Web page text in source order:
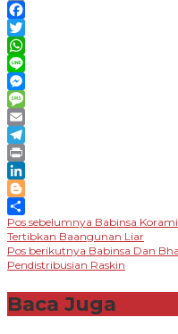
Copy
Link
Facebook
Twitter
WhatsApp
Line
Messenger
Message
Email
Telegram
Print
LinkedIn
Blogger
Share
Navigasi
pos
Pos sebelumnya Babinsa
Tertibkan Baangunan Liar
Pos berikutnya Babinsa Dan
Pendistribusian Raskin
Baca Juga